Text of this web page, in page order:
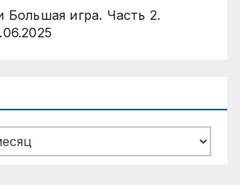
Большая игра. Часть 2.